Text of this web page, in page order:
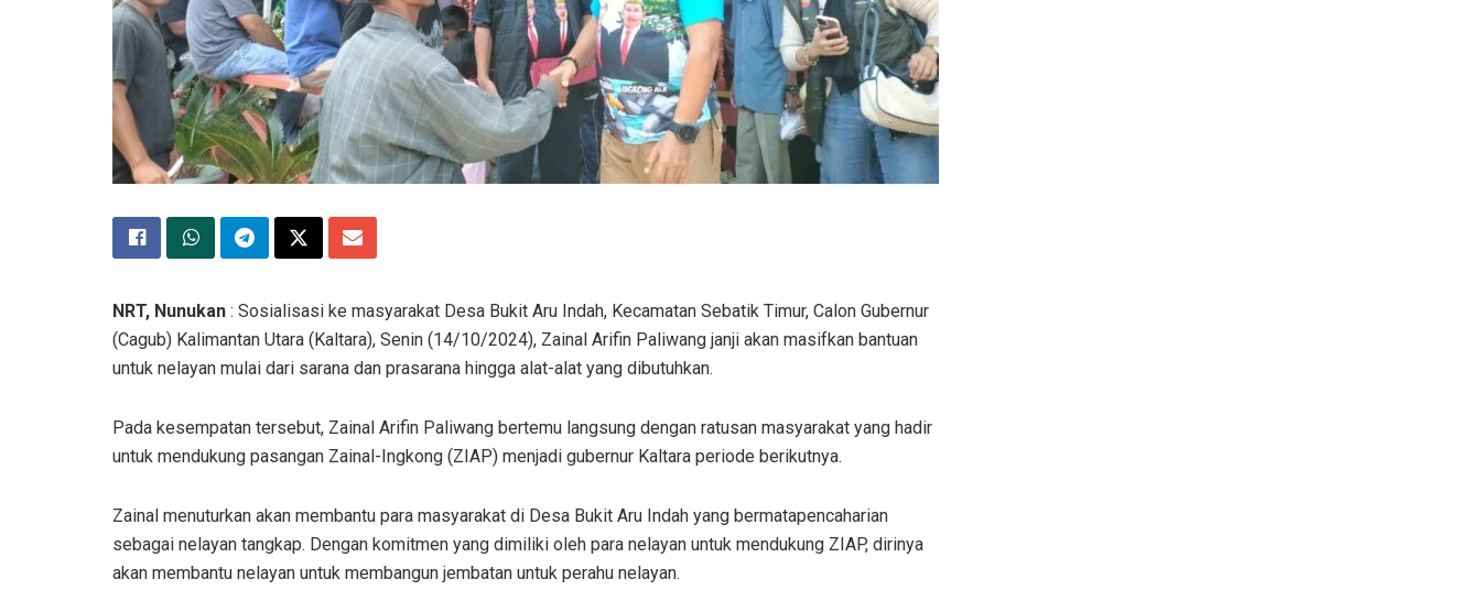
NRT, Nunukan : Sosialisasi ke masyarakat Desa Bukit Aru Indah, Kecamatan Sebatik Timur, Calon Gubernur
(Cagub) Kalimantan Utara (Kaltara), Senin (14/10/2024), Zainal Arifin Paliwang janji akan masifkan bantuan
untuk nelayan mulai dari sarana dan prasarana hingga alat-alat yang dibutuhkan.
Pada kesempatan tersebut, Zainal Arifin Paliwang bertemu langsung dengan ratusan masyarakat yang hadir
untuk mendukung pasangan Zainal-Ingkong (ZIAP) menjadi gubernur Kaltara periode berikutnya.
Zainal menuturkan akan membantu para masyarakat di Desa Bukit Aru Indah yang bermatapencaharian
sebagai nelayan tangkap. Dengan komitmen yang dimiliki oleh para nelayan untuk mendukung ZIAP, dirinya
akan membantu nelayan untuk membangun jembatan untuk perahu nelayan.